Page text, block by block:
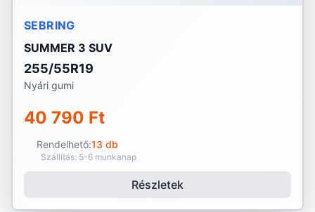
SEBRING
SUMMER 3 SUV
255/55R19
Nyári gumi
40 790 Ft
Rendelhető:13 db
Szállítás: 5-6 munkanap
Részletek